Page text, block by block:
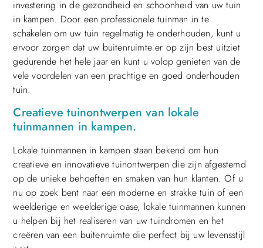
investering in de gezondheid en schoonheid van uw tuin
in kampen. Door een professionele tuinman in te
schakelen om uw tuin regelmatig te onderhouden, kunt u
ervoor zorgen dat uw buitenruimte er op zijn best uitziet
gedurende het hele jaar en kunt u volop genieten van de
vele voordelen van een prachtige en goed onderhouden
tuin.
Creatieve tuinontwerpen van lokale
tuinmannen in kampen.
Lokale tuinmannen in kampen staan ​​bekend om hun
creatieve en innovatieve tuinontwerpen die zijn afgestemd
op de unieke behoeften en smaken van hun klanten. Of u
nu op zoek bent naar een moderne en strakke tuin of een
weelderige en weelderige oase, lokale tuinmannen kunnen
u helpen bij het realiseren van uw tuindromen en het
creëren van een buitenruimte die perfect bij uw levensstijl